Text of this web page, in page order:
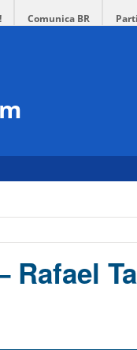
Comunica BR
Rafael